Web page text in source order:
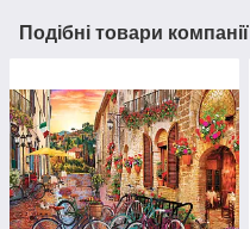
Подібні товари компанії